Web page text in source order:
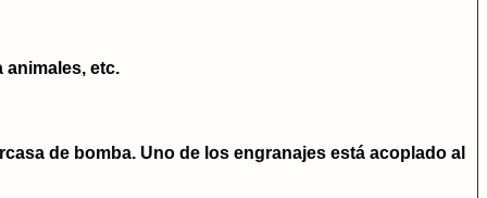
animales, etc.
de bomba. Uno de los engranajes está acoplado al